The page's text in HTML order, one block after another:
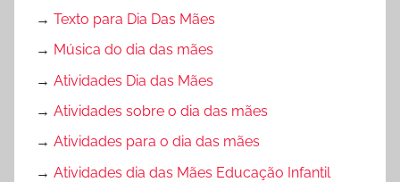
→ Texto para Dia Das Mães
→ Música do dia das mães
→ Atividades Dia das Mães
→ Atividades sobre o dia das mães
→ Atividades para o dia das mães
→ Atividades dia das Mães Educação Infantil